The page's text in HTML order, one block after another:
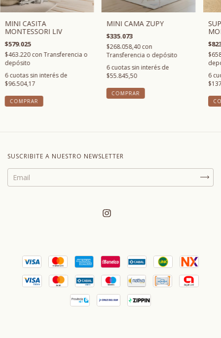
MINI CASITA
MONTESSORI LIV
$579.025
$463.220con Transferencia o
depósito
6cuotas sin interés de
$96.504,17
COMPRAR
MINI CAMA ZUPY
$335.073
$268.058,40con
Transferencia o depósito
6cuotas sin interés de
$55.845,50
COMPRAR
6
SUSCRIBITE A NUESTRO NEWSLETTER